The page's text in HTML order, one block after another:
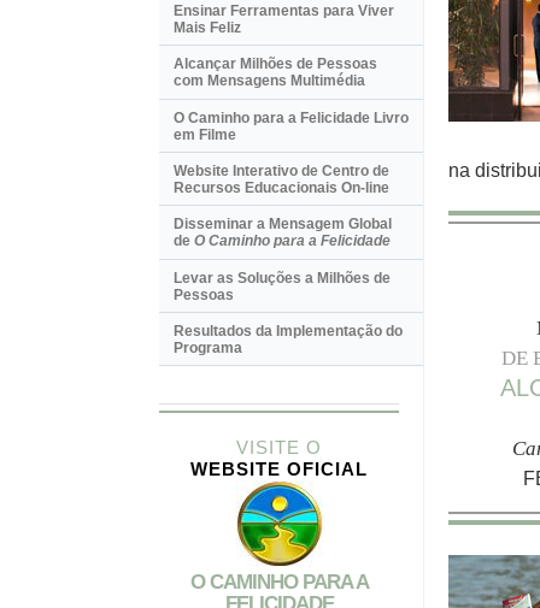
na
DE
Ensinar Ferramentas para Viver
Mais Feliz
Alcançar Milhões de Pessoas
com Mensagens Multimédia
O Caminho para a Felicidade Livro
em Filme
Website Interativo de Centro de
Recursos Educacionais On-line
Disseminar a Mensagem Global
de O Caminho para a Felicidade
Levar as Soluções a Milhões de
Pessoas
Resultados da Implementação do
Programa
VISITE O
WEBSITE OFICIAL
O CAMINHO PARA A